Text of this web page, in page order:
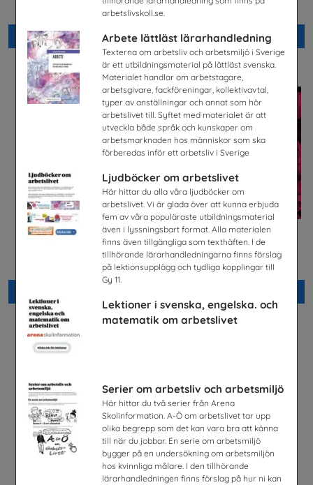
arbetslivskoll.se.
Arbete lättläst lärarhandledning
Texterna om arbetsliv och arbetsmiljö i Sverige
är ett utbildningsmaterial på lättläst svenska.
Materialet handlar om arbetstagare,
arbetsgivare, fackföreningar, kollektivavtal,
typer av anställningar och annat som hör
arbetslivet till. Syftet med materialet är att
utveckla både språk och kunskaper om
arbetsmarknaden hos människor som ska
förberedas inför ett arbetsliv i Sverige
Ljudböcker om arbetslivet
Här hittar du alla våra ljudböcker om
arbetslivet. Vi är glada över att kunna erbjuda
fem av våra populäraste utbildningsmaterial
även i lyssningsbart format. Alla materialen
finns även tillgängliga som texthäften. I de
tillhörande lärarhandledningarna finns förslag
på lektionsupplägg och tydliga kopplingar till
Gy 11.
Lektioner i svenska, engelska. och
matematik om arbetslivet
Serier om arbetsliv och arbetsmiljö
Här hittar du två serier från Arena
Skolinformation. A-Ö om arbetslivet tar upp
olika begrepp som det kan vara bra att känna
till när du jobbar. En serie om arbetsmiljö
bygger på en undersökning om arbetsmiljön
hos kvinnliga målare. I den tillhörande
lärarhandledningen finns förslag på hur ni kan
Energiföretagen Sverige
Beställ 0kr Beställ 0kr
Lastbilschaufför-Ett
framtidsjobb
Säkra svar om hiv
Riksförbundet Noaks Ark